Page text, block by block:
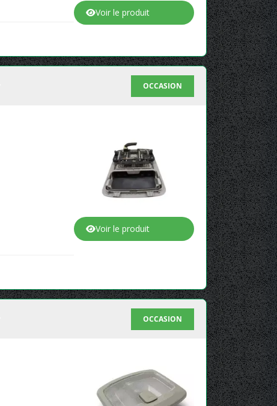
Voir le produit
OCCASION
Voir le produit
OCCASION